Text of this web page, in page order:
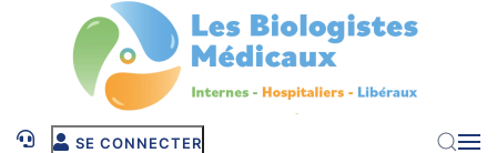
Skip to main content
SE CONNECTER